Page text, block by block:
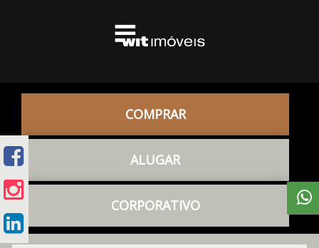
COMPRAR
ALUGAR
CORPORATIVO